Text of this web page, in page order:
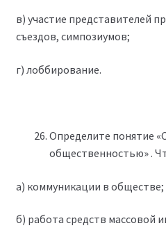
в) участие представителей
съездов, симпозиумов;
г) лоббирование.
Определите понятие
общественностью» .
а) коммуникации в обществе;
б) работа средств массовой